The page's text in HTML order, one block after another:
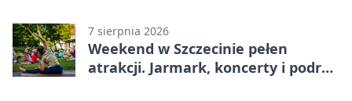
7 sierpnia 2026
Weekend w Szczecinie pełen
atrakcji. Jarmark, koncerty i podróż